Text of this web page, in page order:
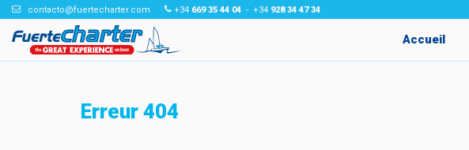
contacto@fuertecharter.com +34 669 35 44 04 - +34 928 34 47 34
Accueil
Erreur 404